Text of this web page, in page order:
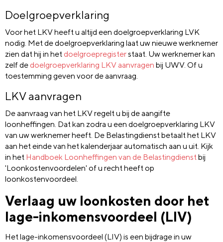
Doelgroepverklaring
Voor het LKV heeft u altijd een doelgroepverklaring LVK
nodig. Met de doelgroepverklaring laat uw nieuwe werknemer
zien dat hij in het doelgroepregisterstaat. Uw werknemer kan
zelf de doelgroepverklaring LKV aanvragen bij UWV. Of u
toestemming geven voor de aanvraag.
LKV aanvragen
De aanvraag van het LKV regelt u bij de aangifte
loonheffingen. Dat kan zodra u een doelgroepverklaring LKV
van uw werknemer heeft. De Belastingdienst betaalt het LKV
aan het einde van het kalenderjaar automatisch aan u uit. Kijk
in het Handboek Loonheffingen van de Belastingdienstbij
'Loonkostenvoordelen' of u recht heeft op
loonkostenvoordeel.
Verlaag uw loonkosten door het
lage-inkomensvoordeel (LIV)
Het lage-inkomensvoordeel (LIV) is een bijdrage in uw